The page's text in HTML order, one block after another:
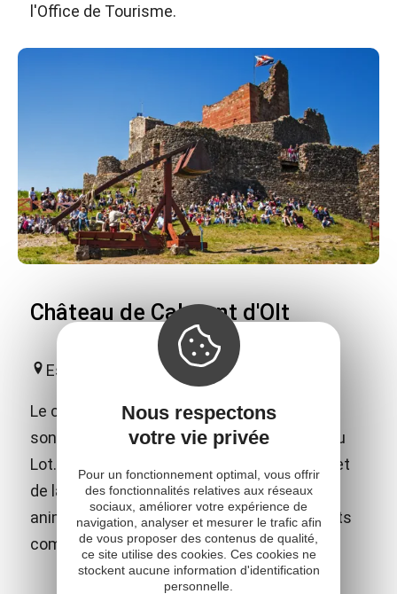
l'Office de Tourisme.
Château de Calmont d'Olt
Espalion
Le château fort de Calmont d'Olt domine de
son sommet la ville d'Espalion et la vallée du
Lot. En plus des nombreux jeux médiévaux et
de la visite libre, le château propose des
animations et spectacles adaptés aux petits
comme aux grands !
Nous respectons
votre vie privée
Pour un fonctionnement optimal, vous offrir
des fonctionnalités relatives aux réseaux
sociaux, améliorer votre expérience de
navigation, analyser et mesurer le trafic afin
de vous proposer des contenus de qualité,
ce site utilise des cookies. Ces cookies ne
stockent aucune information d'identification
personnelle.